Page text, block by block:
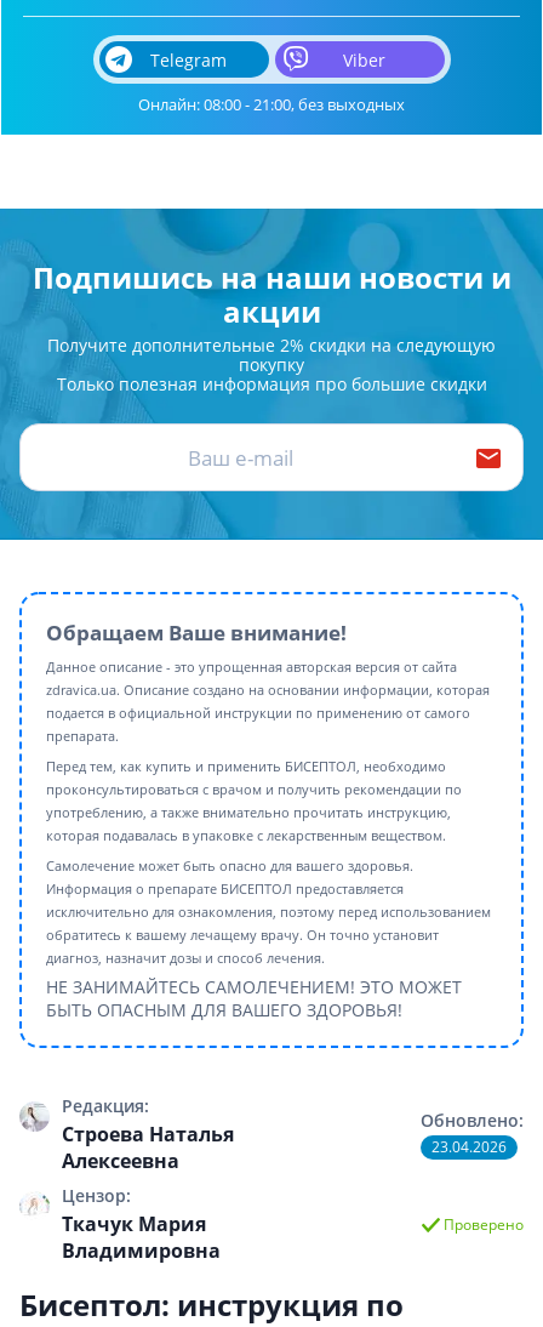
Telegram Viber
Онлайн: 08:00 - 21:00, без выходных
Подпишись на наши новости и
акции
Получите дополнительные 2% скидки на следующую
покупку
Только полезная информация про большие скидки
Обращаем Ваше внимание!
Данное описание - это упрощенная авторская версия от сайта
zdravica.ua. Описание создано на основании информации, которая
подается в официальной инструкции по применению от самого
препарата.
Перед тем, как купить и применить БИСЕПТОЛ, необходимо
проконсультироваться с врачом и получить рекомендации по
употреблению, а также внимательно прочитать инструкцию,
которая подавалась в упаковке с лекарственным веществом.
Самолечение может быть опасно для вашего здоровья.
Информация о препарате БИСЕПТОЛ предоставляется
исключительно для ознакомления, поэтому перед использованием
обратитесь к вашему лечащему врачу. Он точно установит
диагноз, назначит дозы и способ лечения.
НЕ ЗАНИМАЙТЕСЬ САМОЛЕЧЕНИЕМ! ЭТО МОЖЕТ
БЫТЬ ОПАСНЫМ ДЛЯ ВАШЕГО ЗДОРОВЬЯ!
Редакция:
Строева Наталья
Алексеевна
Цензор:
Ткачук Мария
Владимировна
Обновлено:
23.04.2026
Проверено
Бисептол: инструкция по